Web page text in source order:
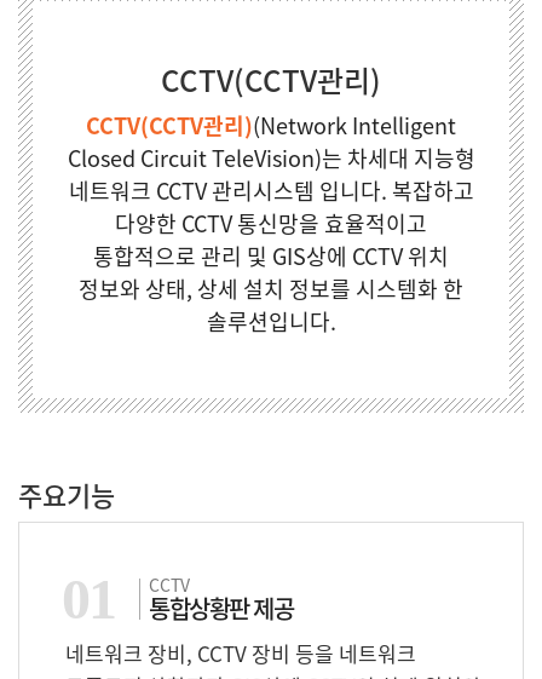
CCTV(CCTV관리)
CCTV(CCTV관리)(Network Intelligent
Closed Circuit TeleVision)는 차세대 지능형
네트워크 CCTV 관리시스템 입니다. 복잡하고
다양한 CCTV 통신망을 효율적이고
통합적으로 관리 및 GIS상에 CCTV 위치
정보와 상태, 상세 설치 정보를 시스템화 한
솔루션입니다.
주요기능
01 CCTV
통합상황판 제공
네트워크 장비, CCTV 장비 등을 네트워크